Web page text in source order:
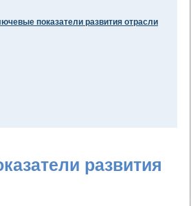
показатели развития отрасли
развития